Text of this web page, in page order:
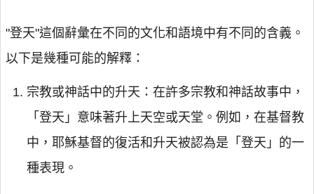
"登天"這個辭彙在不同的文化和語境中有不同的含義。
以下是幾種可能的解釋：
宗教或神話中的升天：在許多宗教和神話故事中，
「登天」意味著升上天空或天堂。例如，在基督教
中，耶穌基督的復活和升天被認為是「登天」的一
種表現。